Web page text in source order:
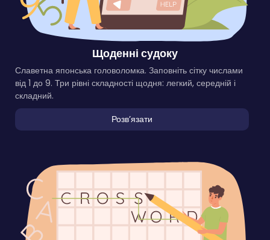
Щоденні судоку
Славетна японська головоломка. Заповніть сітку числами
від 1 до 9. Три рівні складності щодня: легкий, середній і
складний.
Розвʼязати